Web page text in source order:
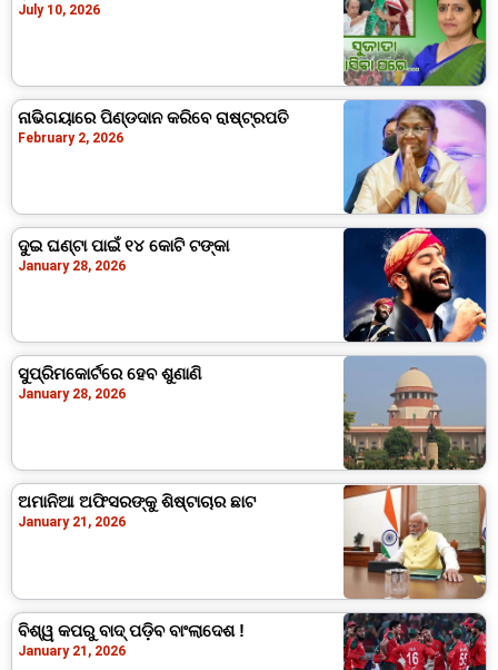
July 10, 2026
ନାଭିଗୟାରେ ପିଣ୍ଡଦାନ କରିବେ ରାଷ୍ଟ୍ରପତି
February 2, 2026
ଦୁଇ ଘଣ୍ଟା ପାଇଁ ୧୪ କୋଟି ଟଙ୍କା
January 28, 2026
ସୁପ୍ରିମକୋର୍ଟରେ ହେବ ଶୁଣାଣି
January 28, 2026
ଅମାନିଆ ଅଫିସରଙ୍କୁ ଶିଷ୍ଟାଚାର ଛାଟ
January 21, 2026
ବିଶ୍ୱ କପରୁ ବାଦ୍ ପଡ଼ିବ ବାଂଲାଦେଶ !
January 21, 2026